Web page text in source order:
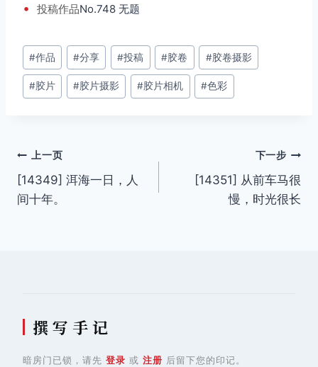
• 投稿作品No.748 无题
文
章
标
#作品 #分享 #投稿 #胶卷 #胶卷摄影
#胶片 #胶片摄影 #胶片相机 #色彩
文
章
上一页
[14349] 洱海一日，人
间十年。
下一步
[14351] 从前车马很
慢，时光很长
撰 写 手 记
暗房门已锁，请先 登录 或 注册 后留下您的印记。